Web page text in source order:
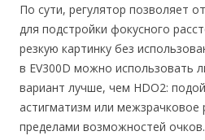
По сути, регулятор позволяет
для подстройки фокусного
резкую картинку без
в EV300D можно использовать
вариант лучше, чем HDO2:
астигматизм или межзрачковое
пределами возможностей очков.